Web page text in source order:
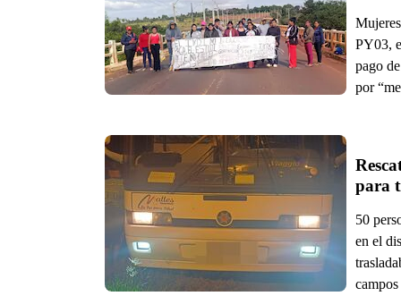
PY03,
pago
por
para
50
en el